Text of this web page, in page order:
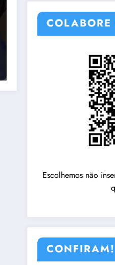
Escolhemos não
CONFIRAM!